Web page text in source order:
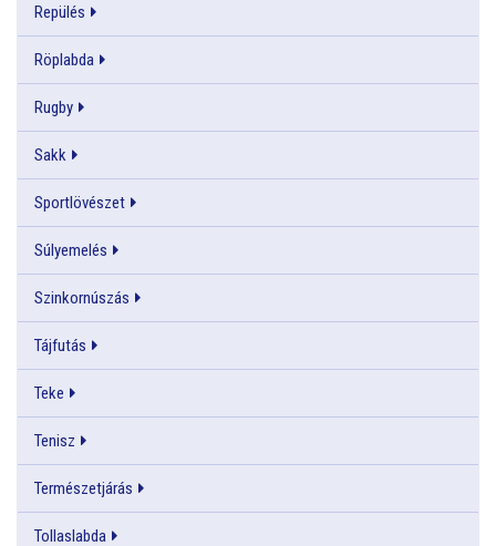
Repülés
Röplabda
Rugby
Sakk
Sportlövészet
Súlyemelés
Szinkornúszás
Tájfutás
Teke
Tenisz
Természetjárás
Tollaslabda